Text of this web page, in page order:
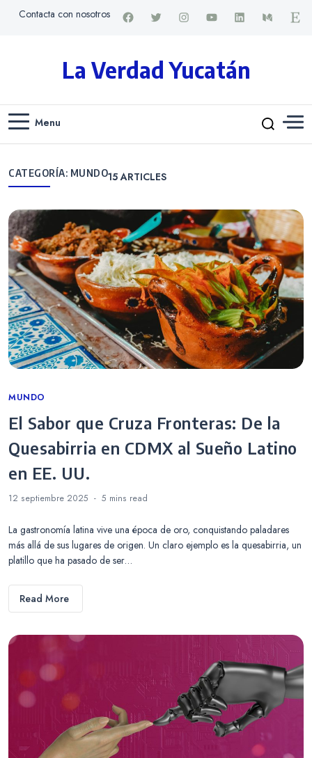
Contacta con nosotros
La Verdad Yucatán
Menu
CATEGORÍA: MUNDO15ARTICLES
Categories
MUNDO
El Sabor que Cruza Fronteras: De la
Quesabirria en CDMX al Sueño Latino
en EE. UU.
12 septiembre 2025 5 mins read
La gastronomía latina vive una época de oro, conquistando paladares
más allá de sus lugares de origen. Un claro ejemplo es la quesabirria, un
platillo que ha pasado de ser…
Read More